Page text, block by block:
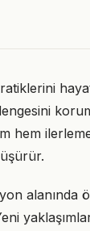
hem
alanında